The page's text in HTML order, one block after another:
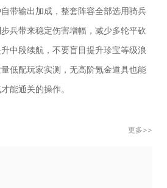
带输出加成，整套阵容全部选用骑兵
兵带来稳定伤害增幅，减少多轮平砍
中段续航，不要盲目提升珍宝等级浪
低配玩家实测，无高阶氪金道具也能
能通关的操作。
更多>>